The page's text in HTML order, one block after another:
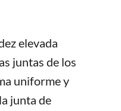
elevada
juntas de los
uniforme y
junta de